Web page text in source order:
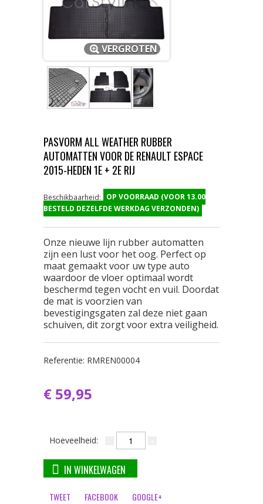
VERGROTEN
PASVORM ALL WEATHER RUBBER
AUTOMATTEN VOOR DE RENAULT ESPACE
2015-HEDEN 1E + 2E RIJ
Beschikbaarheid:
OP VOORRAAD (VOOR 13.00
BESTELD DEZELFDE WERKDAG VERZONDEN)
Onze nieuwe lijn rubber automatten
zijn een lust voor het oog. Perfect op
maat gemaakt voor uw type auto
waardoor de vloer optimaal wordt
beschermd tegen vocht en vuil. Doordat
de mat is voorzien van
bevestigingsgaten zal deze niet gaan
schuiven, dit zorgt voor extra veiligheid.
Referentie: RMREN00004
€ 59,95
Hoeveelheid:
IN WINKELWAGEN
TWEET FACEBOOK GOOGLE+